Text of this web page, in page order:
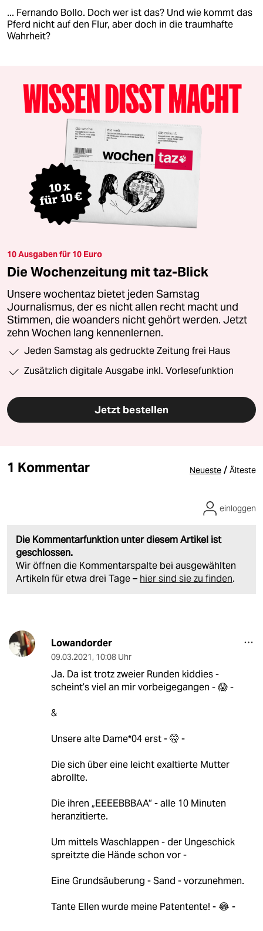
... Fernando Bollo. Doch wer ist das? Und wie kommt das
Pferd nicht auf den Flur, aber doch in die traumhafte
Wahrheit?
10 Ausgaben für 10 Euro
Die Wochenzeitung mit taz-Blick
Unsere wochentaz bietet jeden Samstag
Journalismus, der es nicht allen recht macht und
Stimmen, die woanders nicht gehört werden. Jetzt
zehn Wochen lang kennenlernen.
Jeden Samstag als gedruckte Zeitung frei Haus
Zusätzlich digitale Ausgabe inkl. Vorlesefunktion
Jetzt bestellen
1 Kommentar Neueste / Älteste
Die Kommentarfunktion unter diesem Artikel ist
geschlossen.
Wir öffnen die Kommentarspalte bei ausgewählten
Artikeln für etwa drei Tage – hier sind sie zu finden.
einloggen
Lowandorder
09.03.2021, 10:08 Uhr
Ja. Da ist trotz zweier Runden kiddies -
scheint’s viel an mir vorbeigegangen - 😱 -
&
Unsere alte Dame*04 erst - 🤫 -
Die sich über eine leicht exaltierte Mutter
abrollte.
Die ihren „EEEEBBBAA“ - alle 10 Minuten
heranzitierte.
Um mittels Waschlappen - der Ungeschick
spreitzte die Hände schon vor -
Eine Grundsäuberung - Sand - vorzunehmen.
Tante Ellen wurde meine Patentente! - 😂 -